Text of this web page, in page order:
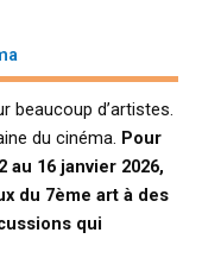
beaucoup d’artistes.
du cinéma. Pour
au 16 janvier 2026,
du 7ème art à des
qui